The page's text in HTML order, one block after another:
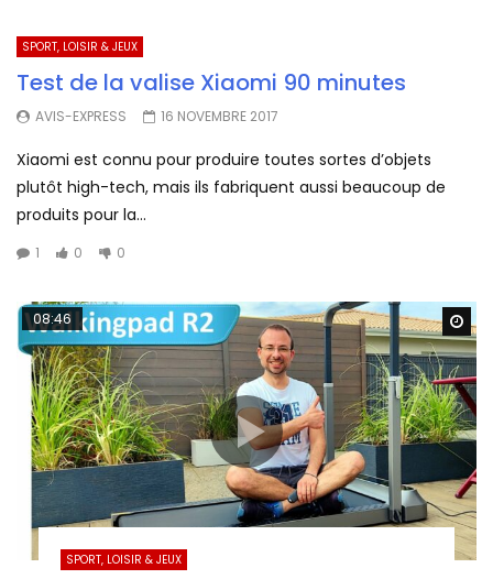
SPORT, LOISIR & JEUX
Test de la valise Xiaomi 90 minutes
AVIS-EXPRESS 16 NOVEMBRE 2017
Xiaomi est connu pour produire toutes sortes d’objets
plutôt high-tech, mais ils fabriquent aussi beaucoup de
produits pour la...
1 0 0
08:46
SPORT, LOISIR & JEUX